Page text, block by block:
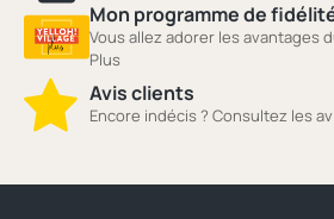
Mon programme de
Vous allez adorer les avantages
Plus
Avis clients
Encore indécis ? Consultez les